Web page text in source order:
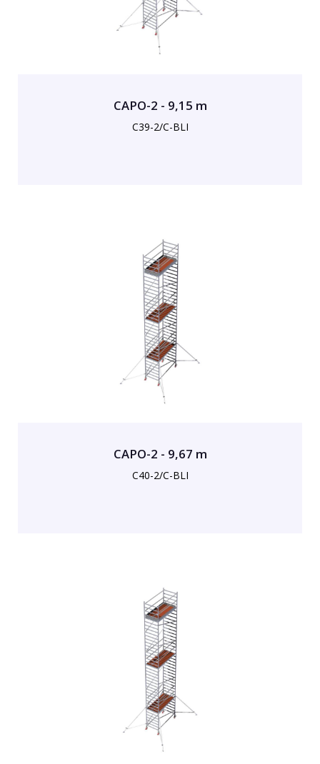
CAPO-2 - 9,15 m
C39-2/C-BLI
CAPO-2 - 9,67 m
C40-2/C-BLI